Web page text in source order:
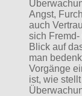
Angst,
auch
sich
Blick auf
man
Vorgänge
ist, wie